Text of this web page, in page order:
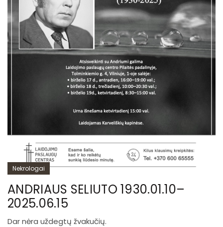
Nekrologai
ANDRIAUS SELIUTO 1930.01.10–
2025.06.15
Dar nėra uždegtų žvakučių.